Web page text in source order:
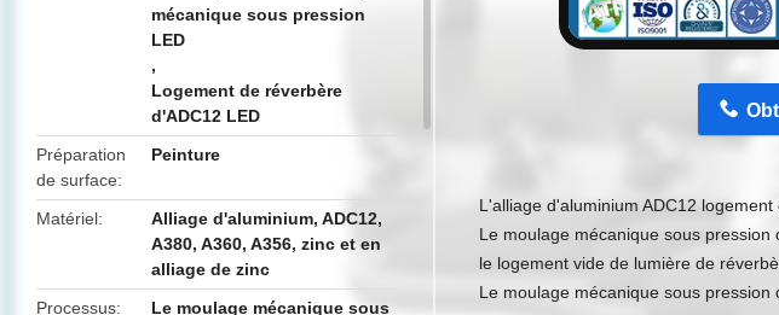
mécanique sous pression
LED
,
Logement de réverbère
d'ADC12 LED
Préparation
de surface
Peinture
Matériel
Alliage d'aluminium, ADC12,
A380, A360, A356, zinc et en
alliage de zinc
Processus
Le moulage mécanique sous
L'alliage d'aluminium ADC12
Le moulage mécanique sous
le logement vide de lumière de
Le moulage mécanique sous